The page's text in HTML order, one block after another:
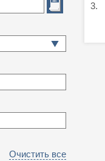
Очистить все
3.